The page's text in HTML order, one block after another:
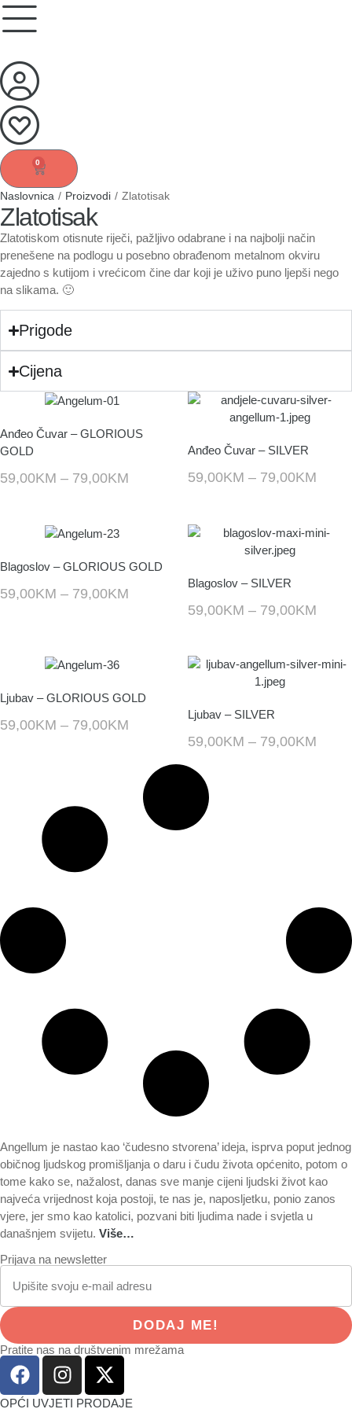
0
Naslovnica / Proizvodi / Zlatotisak
Zlatotisak
Zlatotiskom otisnute riječi, pažljivo odabrane i na najbolji način
prenešene na podlogu u posebno obrađenom metalnom okviru
zajedno s kutijom i vrećicom čine dar koji je uživo puno ljepši nego
na slikama. 🙂
Prigode
Cijena
Anđeo Čuvar – GLORIOUS
GOLD
59,00KM – 79,00KM
Anđeo Čuvar – SILVER
59,00KM – 79,00KM
Blagoslov – GLORIOUS GOLD
59,00KM – 79,00KM
Blagoslov – SILVER
59,00KM – 79,00KM
Ljubav – GLORIOUS GOLD
59,00KM – 79,00KM
Ljubav – SILVER
59,00KM – 79,00KM
Angellum je nastao kao ‘čudesno stvorena’ ideja, isprva poput jednog
običnog ljudskog promišljanja o daru i čudu života općenito, potom o
tome kako se, nažalost, danas sve manje cijeni ljudski život kao
najveća vrijednost koja postoji, te nas je, naposljetku, ponio zanos
vjere, jer smo kao katolici, pozvani biti ljudima nade i svjetla u
današnjem svijetu. Više…
Prijava na newsletter
DODAJ ME!
Pratite nas na društvenim mrežama
OPĆI UVJETI PRODAJE